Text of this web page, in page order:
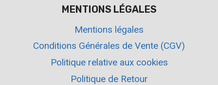
MENTIONS LÉGALES
Mentions légales
Conditions Générales de Vente (CGV)
Politique relative aux cookies
Politique de Retour